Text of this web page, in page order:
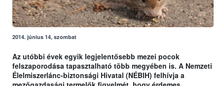
2014. június 14, szombat
Az utóbbi évek egyik legjelentősebb mezei pocok
felszaporodása tapasztalható több megyében is. A Nemzeti
Élelmiszerlánc-biztonsági Hivatal (NÉBIH) felhívja a